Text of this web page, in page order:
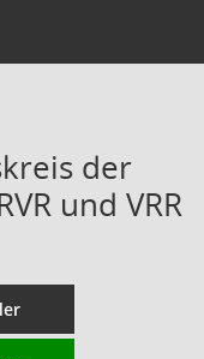
der
und VRR